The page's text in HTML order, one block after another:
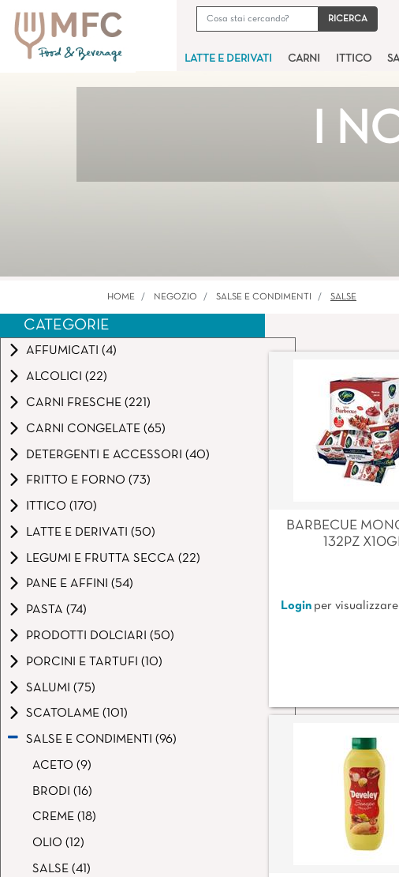
LATTE E DERIVATI CARNI ITTICO
I
HOME NEGOZIO SALSE E CONDIMENTI SALSE
CATEGORIE
AFFUMICATI (4)
ALCOLICI (22)
CARNI FRESCHE (221)
CARNI CONGELATE (65)
DETERGENTI E ACCESSORI (40)
FRITTO E FORNO (73)
ITTICO (170)
LATTE E DERIVATI (50)
LEGUMI E FRUTTA SECCA (22)
PANE E AFFINI (54)
PASTA (74)
PRODOTTI DOLCIARI (50)
PORCINI E TARTUFI (10)
SALUMI (75)
SCATOLAME (101)
SALSE E CONDIMENTI (96)
ACETO (9)
BRODI (16)
CREME (18)
OLIO (12)
SALSE (41)
BARBECUE
132PZ
Login per